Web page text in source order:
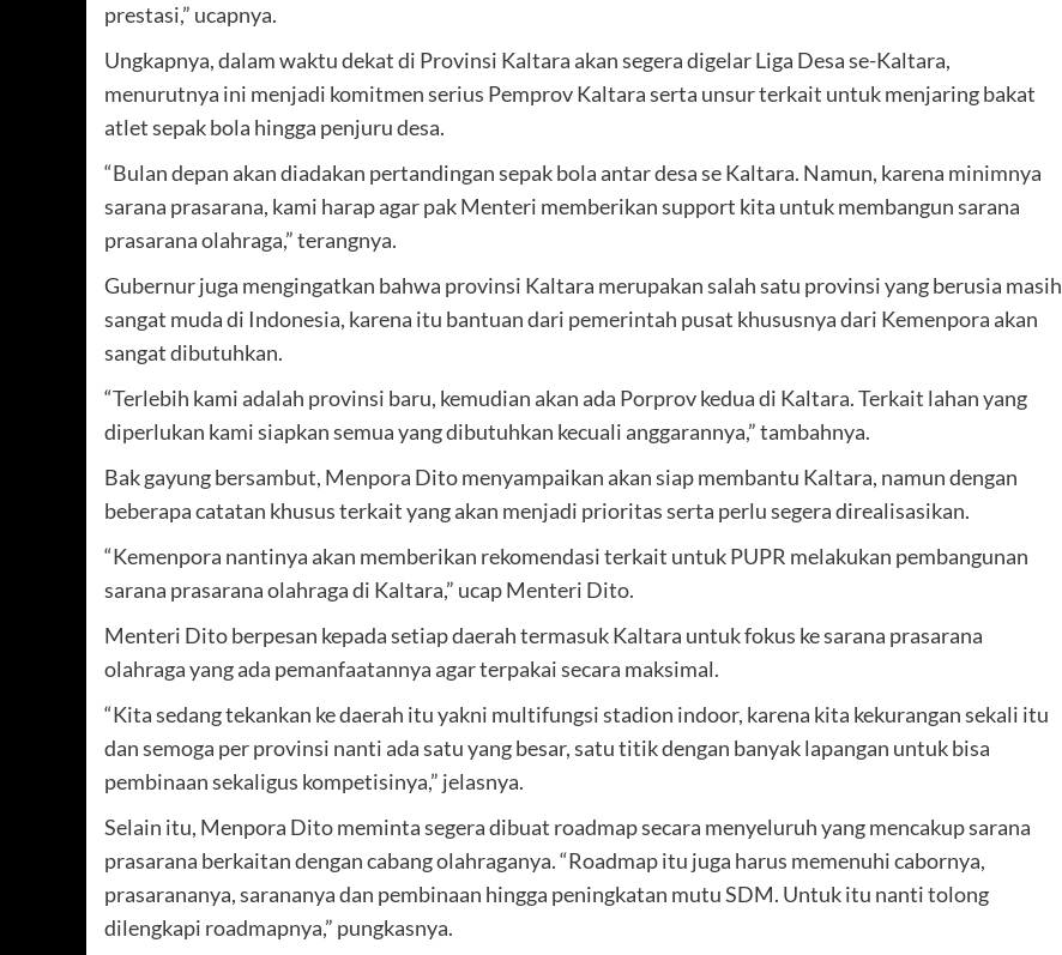
prestasi,” ucapnya.
Ungkapnya, dalam waktu dekat di Provinsi Kaltara akan segera digelar Liga Desa se-Kaltara,
menurutnya ini menjadi komitmen serius Pemprov Kaltara serta unsur terkait untuk menjaring bakat
atlet sepak bola hingga penjuru desa.
“Bulan depan akan diadakan pertandingan sepak bola antar desa se Kaltara. Namun, karena minimnya
sarana prasarana, kami harap agar pak Menteri memberikan support kita untuk membangun sarana
prasarana olahraga,” terangnya.
Gubernur juga mengingatkan bahwa provinsi Kaltara merupakan salah satu provinsi yang berusia masih
sangat muda di Indonesia, karena itu bantuan dari pemerintah pusat khususnya dari Kemenpora akan
sangat dibutuhkan.
“Terlebih kami adalah provinsi baru, kemudian akan ada Porprov kedua di Kaltara. Terkait lahan yang
diperlukan kami siapkan semua yang dibutuhkan kecuali anggarannya,” tambahnya.
Bak gayung bersambut, Menpora Dito menyampaikan akan siap membantu Kaltara, namun dengan
beberapa catatan khusus terkait yang akan menjadi prioritas serta perlu segera direalisasikan.
“Kemenpora nantinya akan memberikan rekomendasi terkait untuk PUPR melakukan pembangunan
sarana prasarana olahraga di Kaltara,” ucap Menteri Dito.
Menteri Dito berpesan kepada setiap daerah termasuk Kaltara untuk fokus ke sarana prasarana
olahraga yang ada pemanfaatannya agar terpakai secara maksimal.
“Kita sedang tekankan ke daerah itu yakni multifungsi stadion indoor, karena kita kekurangan sekali itu
dan semoga per provinsi nanti ada satu yang besar, satu titik dengan banyak lapangan untuk bisa
pembinaan sekaligus kompetisinya,” jelasnya.
Selain itu, Menpora Dito meminta segera dibuat roadmap secara menyeluruh yang mencakup sarana
prasarana berkaitan dengan cabang olahraganya. “Roadmap itu juga harus memenuhi cabornya,
prasarananya, sarananya dan pembinaan hingga peningkatan mutu SDM. Untuk itu nanti tolong
dilengkapi roadmapnya,” pungkasnya.